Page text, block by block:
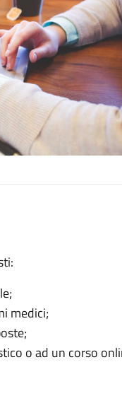
medici;
o ad un corso